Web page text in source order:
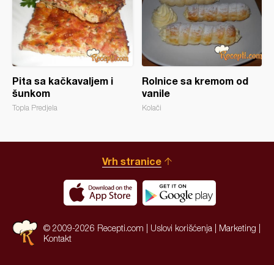
Pita sa kačkavaljem i
šunkom
Topla Predjela
Rolnice sa kremom od
vanile
Kolači
Vrh stranice
© 2009-2026 Recepti.com | Uslovi korišćenja Marketing
Kontakt